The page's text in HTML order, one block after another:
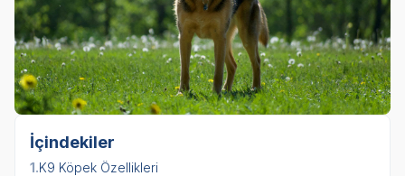
İçindekiler
1.K9 Köpek Özellikleri